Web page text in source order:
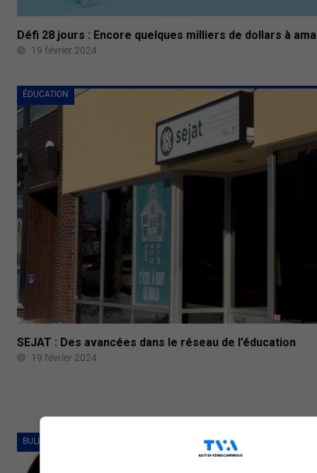
Défi 28 jours : Encore quelques milliers de dollars à
19 février 2024
ÉDUCATION
SEJAT : Des avancées dans le réseau de l’éducation
19 février 2024
BULLETINS COMPLETS